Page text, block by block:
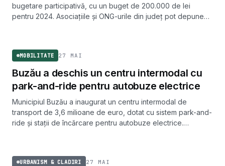
bugetare participativă, cu un buget de 200.000 de lei
pentru 2024. Asociațiile și ONG-urile din județ pot depune
MOBILITATE 27 MAI
Buzău a deschis un centru intermodal cu
park-and-ride pentru autobuze electrice
Municipiul Buzău a inaugurat un centru intermodal de
transport de 3,6 milioane de euro, dotat cu sistem park-and-
ride și stații de încărcare pentru autobuze electrice.
URBANISM & CLADIRI 27 MAI